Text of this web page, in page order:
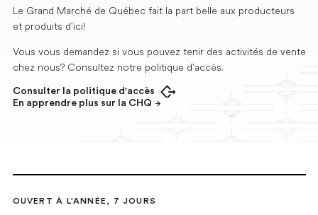
Le Grand Marché de Québec fait la part belle aux producteurs
et produits d'ici!
Vous vous demandez si vous pouvez tenir des activités de vente
chez nous? Consultez notre politique d'accès.
Consulter la politique d'accèsOuvrir dans un nouvel onglet
En apprendre plus sur la CHQ
OUVERT À L'ANNÉE, 7 JOURS